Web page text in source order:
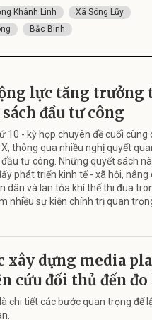
Khánh Linh
Xã Sông Lũy
Bắc Bình
lực tăng trưởng
đầu tư công
10 - kỳ họp chuyên đề cuối cùng
thông qua nhiều nghị quyết
tư công. Những quyết sách
phát triển kinh tế - xã hội, nâng
dân và lan tỏa khí thế thi đua
nhiều sự kiện chính trị quan
xây dựng media
cứu đối thủ đến
chi tiết các bước quan trọng để